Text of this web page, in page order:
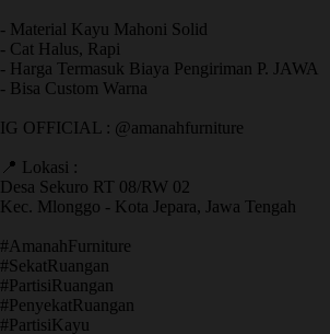
- Material Kayu Mahoni Solid
- Cat Halus, Rapi
- Harga Termasuk Biaya Pengiriman P. JAWA
- Bisa Custom Warna
IG OFFICIAL : @amanahfurniture
📍 Lokasi :
Desa Sekuro RT 08/RW 02
Kec. Mlonggo - Kota Jepara, Jawa Tengah
​#AmanahFurniture
​#SekatRuangan
​#PartisiRuangan
​#PenyekatRuangan
​#PartisiKayu